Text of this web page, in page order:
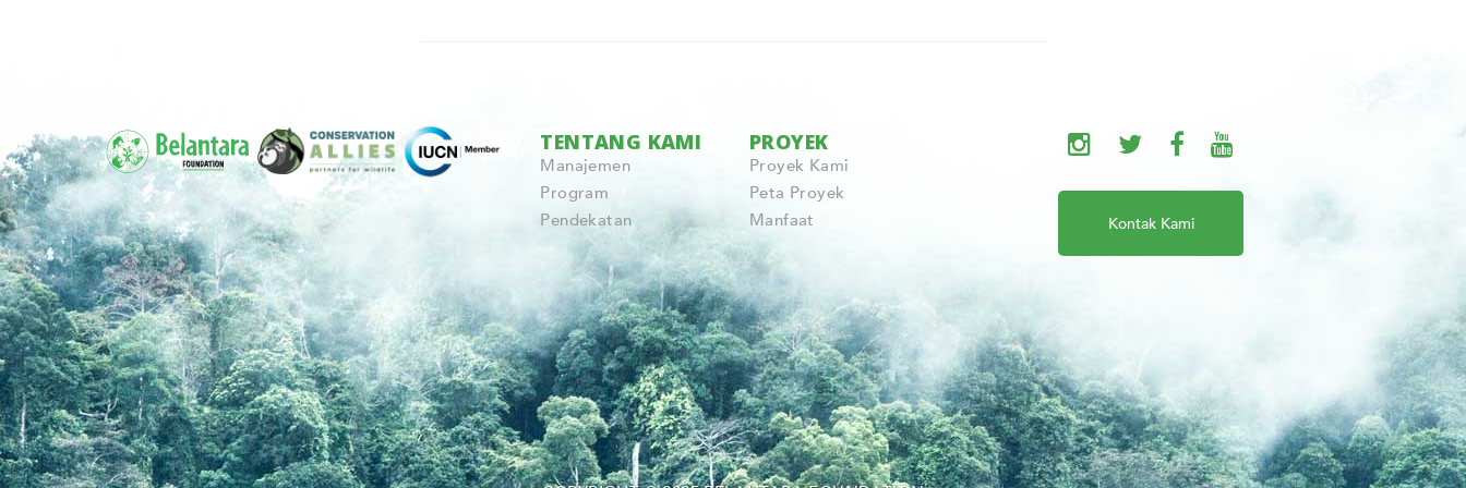
TENTANG KAMI
Manajemen
Program
Pendekatan
PROYEK
Proyek Kami
Peta Proyek
Manfaat
Kontak Kami